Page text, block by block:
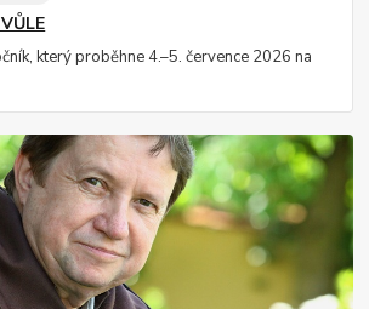
který proběhne 4.–5. července 2026 na